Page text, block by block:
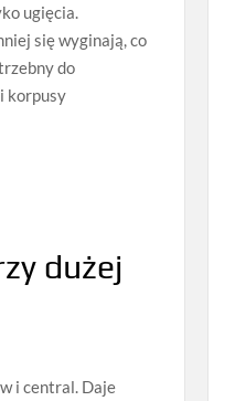
ugięcia.
się wyginają, co
do
korpusy
dużej
i central. Daje